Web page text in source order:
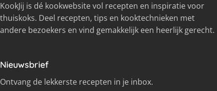
KookJij is dé kookwebsite vol recepten en inspiratie voor
thuiskoks. Deel recepten, tips en kooktechnieken met
andere bezoekers en vind gemakkelijk een heerlijk gerecht.
Nieuwsbrief
Ontvang de lekkerste recepten in je inbox.